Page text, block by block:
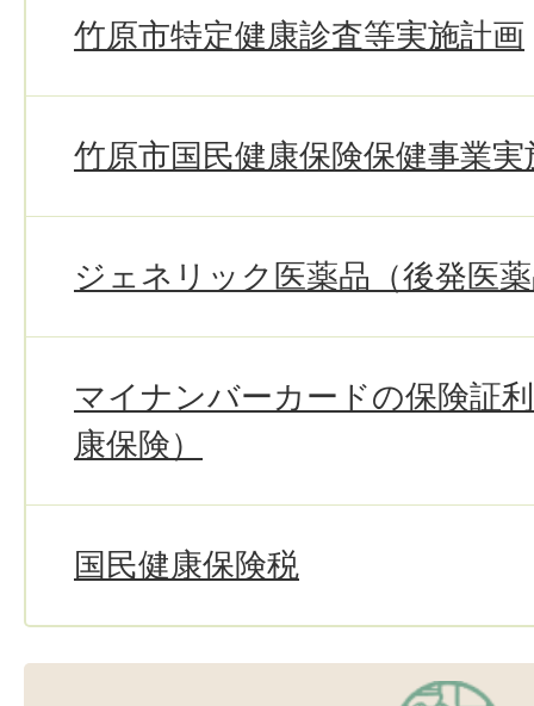
竹原市特定健康診査等実施計画
竹原市国民健康保険保健事業実
ジェネリック医薬品（後発医
マイナンバーカードの保険証
康保険）
国民健康保険税